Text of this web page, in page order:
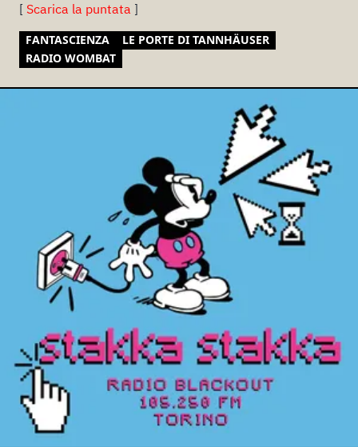
[ Scarica la puntata ]
FANTASCIENZA
LE PORTE DI TANNHÄUSER
RADIO WOMBAT